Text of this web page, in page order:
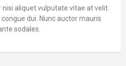
aliquet vulputate vitae at velit.
dui. Nunc auctor mauris
sodales.